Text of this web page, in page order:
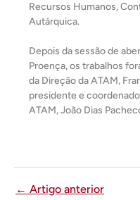
Recursos Humanos,
Autárquica.
Depois da sessão de
Proença, os trabalhos
da Direção da ATAM,
presidente e
ATAM, João Dias
← Artigo anterior